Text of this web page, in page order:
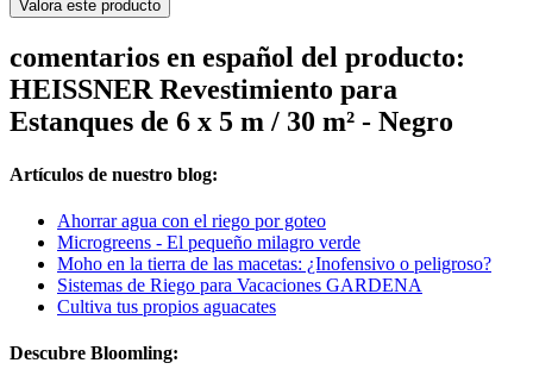
Valora este producto
comentarios en español del producto:
HEISSNER Revestimiento para
Estanques de 6 x 5 m / 30 m² - Negro
Artículos de nuestro blog:
Ahorrar agua con el riego por goteo
Microgreens - El pequeño milagro verde
Moho en la tierra de las macetas: ¿Inofensivo o peligroso?
Sistemas de Riego para Vacaciones GARDENA
Cultiva tus propios aguacates
Descubre Bloomling: